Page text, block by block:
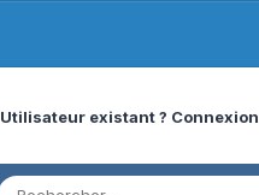
Utilisateur existant ? Connexion